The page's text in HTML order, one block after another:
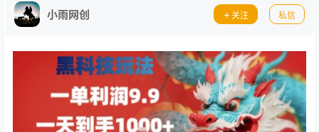
小雨网创 关注 私信